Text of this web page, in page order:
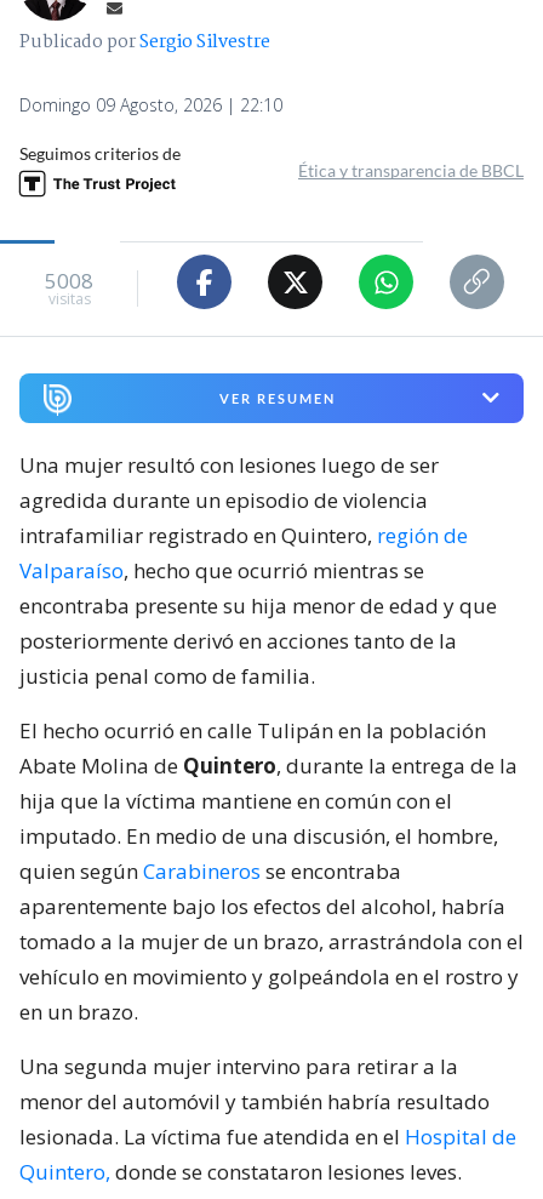
Publicado porSergio Silvestre
Domingo 09 Agosto, 2026 | 22:10
Seguimos criterios de
Ética y transparencia de BBCL
5008
visitas
VER RESUMEN
Una mujer resultó con lesiones luego de ser
agredida durante un episodio de violencia
intrafamiliar registrado en Quintero, región de
Valparaíso, hecho que ocurrió mientras se
encontraba presente su hija menor de edad y que
posteriormente derivó en acciones tanto de la
justicia penal como de familia.
El hecho ocurrió en calle Tulipán en la población
Abate Molina de Quintero, durante la entrega de la
hija que la víctima mantiene en común con el
imputado. En medio de una discusión, el hombre,
quien segúnCarabineros se encontraba
aparentemente bajo los efectos del alcohol, habría
tomado a la mujer de un brazo, arrastrándola con el
vehículo en movimiento y golpeándola en el rostro y
en un brazo.
Una segunda mujer intervino para retirar a la
menor del automóvil y también habría resultado
lesionada. La víctima fue atendida en el Hospital de
Quintero, donde se constataron lesiones leves.